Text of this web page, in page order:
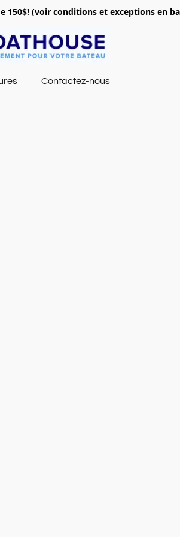
(voir conditions et exceptions en
Contactez-nous